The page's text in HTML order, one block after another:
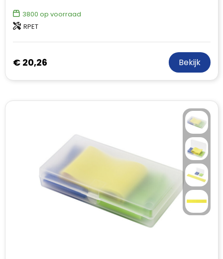
3800 op voorraad
RPET
€ 20,26 Bekijk